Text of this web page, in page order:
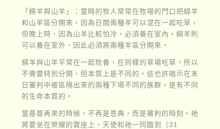
「綿羊與山羊」：當時的牧人常常在牧場的門口把綿羊
和山羊區分開來，因為日間兩種羊可以混在一起吃草，
但晚上時，因為山羊比較怕冷，必須養在室內。綿羊則
可以養在室外，因此必須將兩種羊區分開來。
綿羊與山羊平常在一起牧養，在同樣的草場吃草，所以
不需要特別分開，但本質上是不同的。這也許暗示在末
日審判中被區隔出來的兩種下場不同的族群，是有不同
的生命本質的。
當基督再來的時候，不再是恩典，而是審判的時刻。祂
將要坐在榮耀的寶座上，天使和祂一同臨到（31